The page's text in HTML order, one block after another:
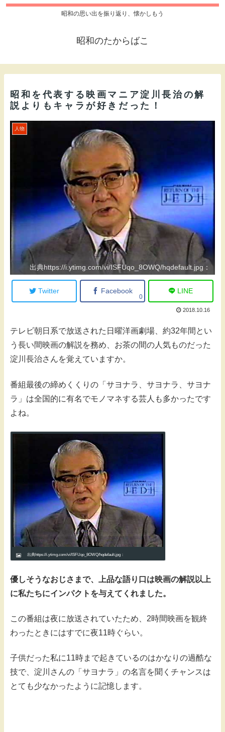
昭和の思い出を振り返り、懐かしもう
昭和のたからばこ
昭和を代表する映画マニア淀川長治の解
説よりもキャラが好きだった！
人物
出典https://i.ytimg.com/vi/ISFUqo_8OWQ/hqdefault.jpg：
Twitter Facebook
0
LINE
2018.10.16
テレビ朝日系で放送された日曜洋画劇場、約32年間とい
う長い間映画の解説を務め、お茶の間の人気ものだった
淀川長治さんを覚えていますか。
番組最後の締めくくりの「サヨナラ、サヨナラ、サヨナ
ラ」は全国的に有名でモノマネする芸人も多かったです
よね。
出典https://i.ytimg.com/vi/ISFUqo_8OWQ/hqdefault.jpg：
優しそうなおじさまで、
上品な語り口は映画の解説以上
に私たちにインパクトを与えてくれました。
この番組は夜に放送されていたため、2時間映画を観終
わったときにはすでに夜11時ぐらい。
子供だった私に11時まで起きているのはかなりの過酷な
技で、淀川さんの「サヨナラ」の名言を聞くチャンスは
とても少なかったように記憶します。